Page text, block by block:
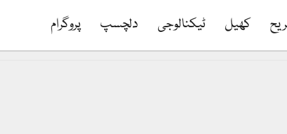
کھیل ٹیکنالوجی دلچسپ پروگرام